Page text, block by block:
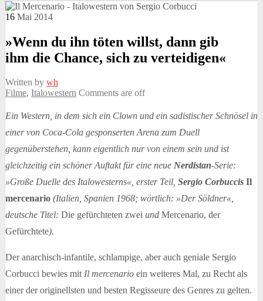
16 Mai 2014
»Wenn du ihn töten willst, dann gib
ihm die Chance, sich zu verteidigen«
Written by wh
Filme, Italowestern Comments are off
Ein Western, in dem sich ein Clown und ein sadistischer Schnösel in
einer von Coca-Cola gesponserten Arena zum Duell
gegenüberstehen, kann eigentlich nur von einem sein und ist
gleichzeitig ein schöner Auftakt für eine neue Nerdistan-Serie:
»Große Duelle des Italowesterns«, erster Teil, Sergio Corbuccis Il
mercenario (Italien, Spanien 1968; wörtlich: »Der Söldner«,
deutsche Titel: Die gefürchteten zwei und Mercenario, der
Gefürchtete).
Der anarchisch-infantile, schlampige, aber auch geniale Sergio
Corbucci bewies mitIl mercenario ein weiteres Mal, zu Recht als
einer der originellsten und besten Regisseure des Genres zu gelten.